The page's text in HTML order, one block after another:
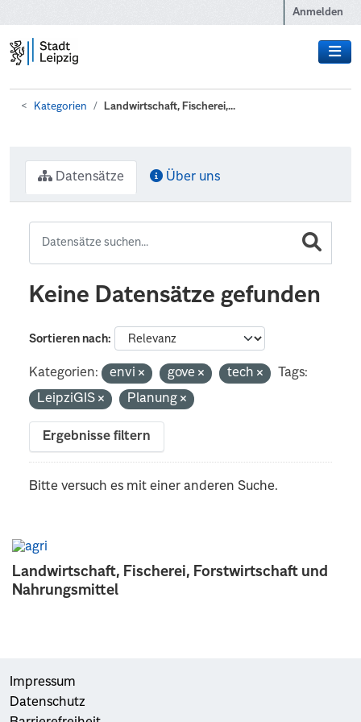
Anmelden
Kategorien Landwirtschaft, Fischerei,...
Landwirtschaft, Fischerei, Forstwirtschaft und
Nahrungsmittel
Datensätze Über uns
Keine Datensätze gefunden
Sortieren nach
Kategorien: envi gove tech
Tags:
LeipziGIS
Planung
Ergebnisse filtern
Bitte versuch es mit einer anderen Suche.
Impressum
Datenschutz